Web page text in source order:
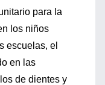
para la
los niños
escuelas, el
en las
de dientes y